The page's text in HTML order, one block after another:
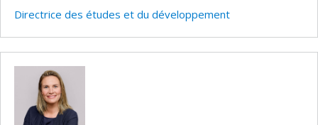
Directrice des études et du développement